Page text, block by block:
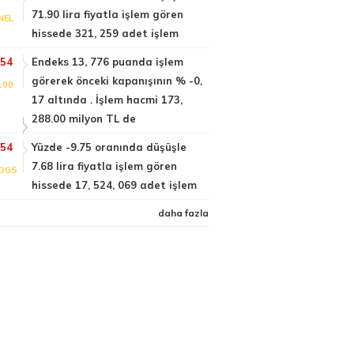
71.90 lira fiyatla işlem gören
hissede 321, 259 adet işlem
Endeks 13, 776 puanda işlem
görerek önceki kapanışının % -0,
17 altında . İşlem hacmi 173,
288.00 milyon TL de
Yüzde -9.75 oranında düşüşle
7.68 lira fiyatla işlem gören
hissede 17, 524, 069 adet işlem
daha fazla